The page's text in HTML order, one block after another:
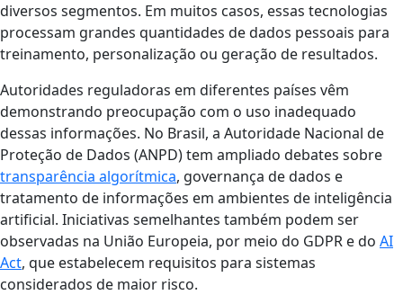
diversos segmentos. Em muitos casos, essas tecnologias
processam grandes quantidades de dados pessoais para
treinamento, personalização ou geração de resultados.
Autoridades reguladoras em diferentes países vêm
demonstrando preocupação com o uso inadequado
dessas informações. No Brasil, a Autoridade Nacional de
Proteção de Dados (ANPD) tem ampliado debates sobre
transparência algorítmica, governança de dados e
tratamento de informações em ambientes de inteligência
artificial. Iniciativas semelhantes também podem ser
observadas na União Europeia, por meio do GDPR e do AI
Act, que estabelecem requisitos para sistemas
considerados de maior risco.